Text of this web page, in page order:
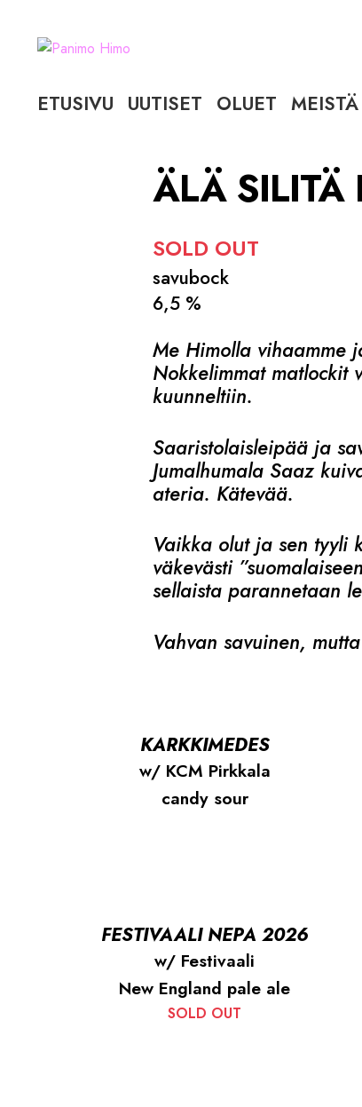
Siirry
Siirry
ETUSIVU UUTISET OLUET MEISTÄ
ÄLÄ SILITÄ
SOLD OUT
savubock
6,5 %
Me Himolla vihaamme
Nokkelimmat matlockit
kuunneltiin.
Saaristolaisleipää ja
Jumalhumala Saaz
ateria. Kätevää.
Vaikka olut ja sen tyyli
väkevästi
sellaista parannetaan
Vahvan savuinen,
KARKKIMEDES
w/ KCM Pirkkala
candy sour
FESTIVAALI NEPA 2026
w/ Festivaali
New England pale ale
SOLD OUT